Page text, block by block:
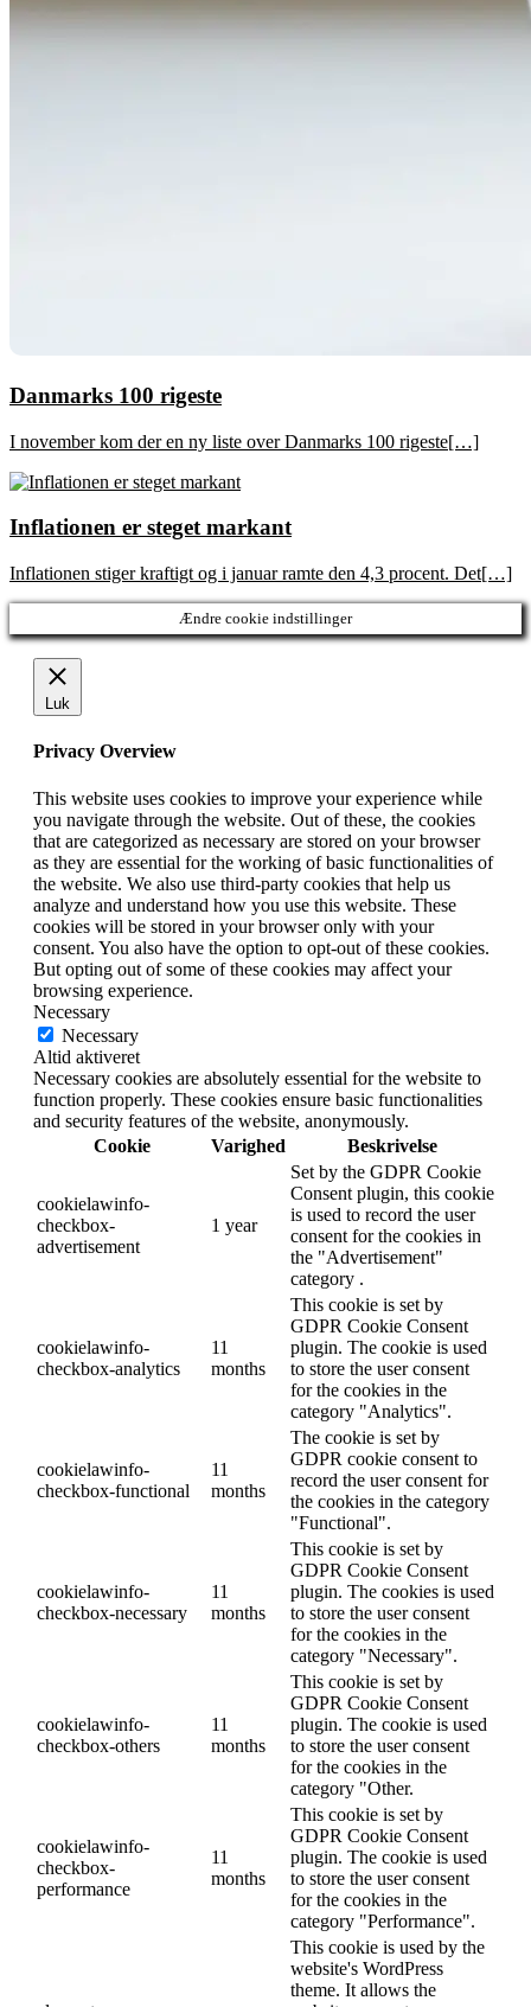
Danmarks 100 rigeste
I november kom der en ny liste over Danmarks 100 rigeste[…]
Inflationen er steget markant
Inflationen stiger kraftigt og i januar ramte den 4,3 procent. Det[…]
Ændre cookie indstillinger
Luk
Privacy Overview
This website uses cookies to improve your experience while
you navigate through the website. Out of these, the cookies
that are categorized as necessary are stored on your browser
as they are essential for the working of basic functionalities of
the website. We also use third-party cookies that help us
analyze and understand how you use this website. These
cookies will be stored in your browser only with your
consent. You also have the option to opt-out of these cookies.
But opting out of some of these cookies may affect your
browsing experience.
Necessary
Necessary
Altid aktiveret
Necessary cookies are absolutely essential for the website to
function properly. These cookies ensure basic functionalities
and security features of the website, anonymously.
Cookie
Varighed Beskrivelse
cookielawinfo-
checkbox-
advertisement
1 year
Set by the GDPR Cookie
Consent plugin, this cookie
is used to record the user
consent for the cookies in
the "Advertisement"
category .
cookielawinfo-
checkbox-analytics
11
months
This cookie is set by
GDPR Cookie Consent
plugin. The cookie is used
to store the user consent
for the cookies in the
category "Analytics".
cookielawinfo-
checkbox-functional
11
months
The cookie is set by
GDPR cookie consent to
record the user consent for
the cookies in the category
"Functional".
cookielawinfo-
checkbox-necessary
11
months
This cookie is set by
GDPR Cookie Consent
plugin. The cookies is used
to store the user consent
for the cookies in the
category "Necessary".
cookielawinfo-
checkbox-others
11
months
This cookie is set by
GDPR Cookie Consent
plugin. The cookie is used
to store the user consent
for the cookies in the
category "Other.
cookielawinfo-
checkbox-
performance
11
months
This cookie is set by
GDPR Cookie Consent
plugin. The cookie is used
to store the user consent
for the cookies in the
category "Performance".
This cookie is used by the
website's WordPress
theme. It allows the